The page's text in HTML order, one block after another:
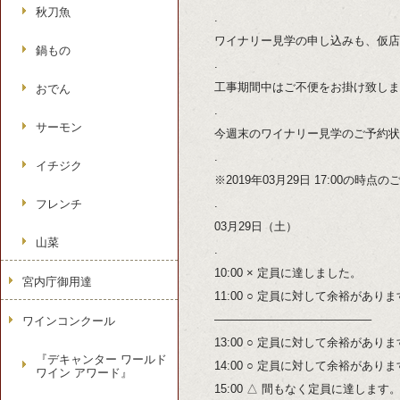
.
ワイナリー見学の申し込みも、仮
.
工事期間中はご不便をお掛け致し
.
今週末のワイナリー見学のご予約
.
※2019年03月29日 17:00の時点の
.
03月29日（土）
.
10:00 × 定員に達しました。
11:00 ○ 定員に対して余裕がありま
—————————————–
13:00 ○ 定員に対して余裕がありま
14:00 ○ 定員に対して余裕がありま
15:00 △ 間もなく定員に達します。
秋刀魚
鍋もの
おでん
サーモン
イチジク
フレンチ
山菜
宮内庁御用達
ワインコンクール
『デキャンター ワールド
ワイン アワード』